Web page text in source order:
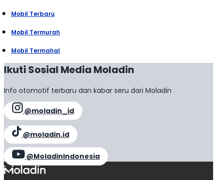
Mobil Terbaru
Mobil Termurah
Mobil Termahal
Ikuti Sosial Media Moladin
Info otomotif terbaru dan kabar seru dari Moladin
@moladin_id
@moladin.id
@MoladinIndonesia